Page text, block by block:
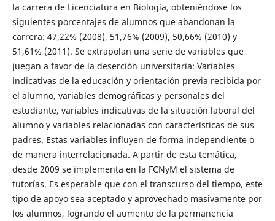
la carrera de Licenciatura en Biología, obteniéndose los
siguientes porcentajes de alumnos que abandonan la
carrera: 47,22% (2008), 51,76% (2009), 50,66% (2010) y
51,61% (2011). Se extrapolan una serie de variables que
juegan a favor de la deserción universitaria: Variables
indicativas de la educación y orientación previa recibida por
el alumno, variables demográficas y personales del
estudiante, variables indicativas de la situación laboral del
alumno y variables relacionadas con características de sus
padres. Estas variables influyen de forma independiente o
de manera interrelacionada. A partir de esta temática,
desde 2009 se implementa en la FCNyM el sistema de
tutorías. Es esperable que con el transcurso del tiempo, este
tipo de apoyo sea aceptado y aprovechado masivamente por
los alumnos, logrando el aumento de la permanencia